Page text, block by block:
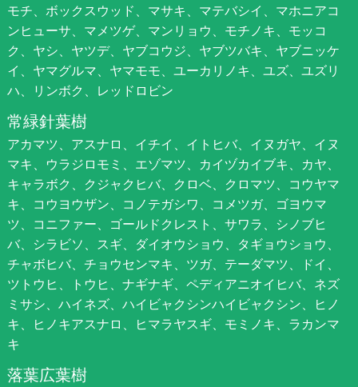
モチ、ボックスウッド、マサキ、マテバシイ、マホニアコ
ンヒューサ、マメツゲ、マンリョウ、モチノキ、モッコ
ク、ヤシ、ヤツデ、ヤブコウジ、ヤブツバキ、ヤブニッケ
イ、ヤマグルマ、ヤマモモ、ユーカリノキ、ユズ、ユズリ
ハ、リンボク、レッドロビン
常緑針葉樹
アカマツ、アスナロ、イチイ、イトヒバ、イヌガヤ、イヌ
マキ、ウラジロモミ、エゾマツ、カイヅカイブキ、カヤ、
キャラボク、クジャクヒバ、クロベ、クロマツ、コウヤマ
キ、コウヨウザン、コノテガシワ、コメツガ、ゴヨウマ
ツ、コニファー、ゴールドクレスト、サワラ、シノブヒ
バ、シラビソ、スギ、ダイオウショウ、タギョウショウ、
チャボヒバ、チョウセンマキ、ツガ、テーダマツ、ドイ、
ツトウヒ、トウヒ、ナギナギ、ペディアニオイヒバ、ネズ
ミサシ、ハイネズ、ハイビャクシンハイビャクシン、ヒノ
キ、ヒノキアスナロ、ヒマラヤスギ、モミノキ、ラカンマ
キ
落葉広葉樹